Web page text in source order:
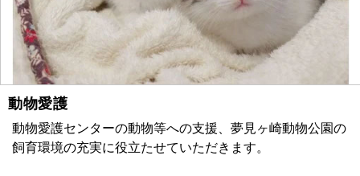
動物愛護
動物愛護センターの動物等への支援、夢見ヶ崎動物公園の
飼育環境の充実に役立たせていただきます。